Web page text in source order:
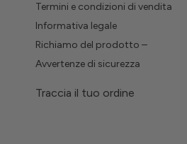
Termini e condizioni di vendita
Informativa legale
Richiamo del prodotto –
Avvertenze di sicurezza
Traccia il tuo ordine